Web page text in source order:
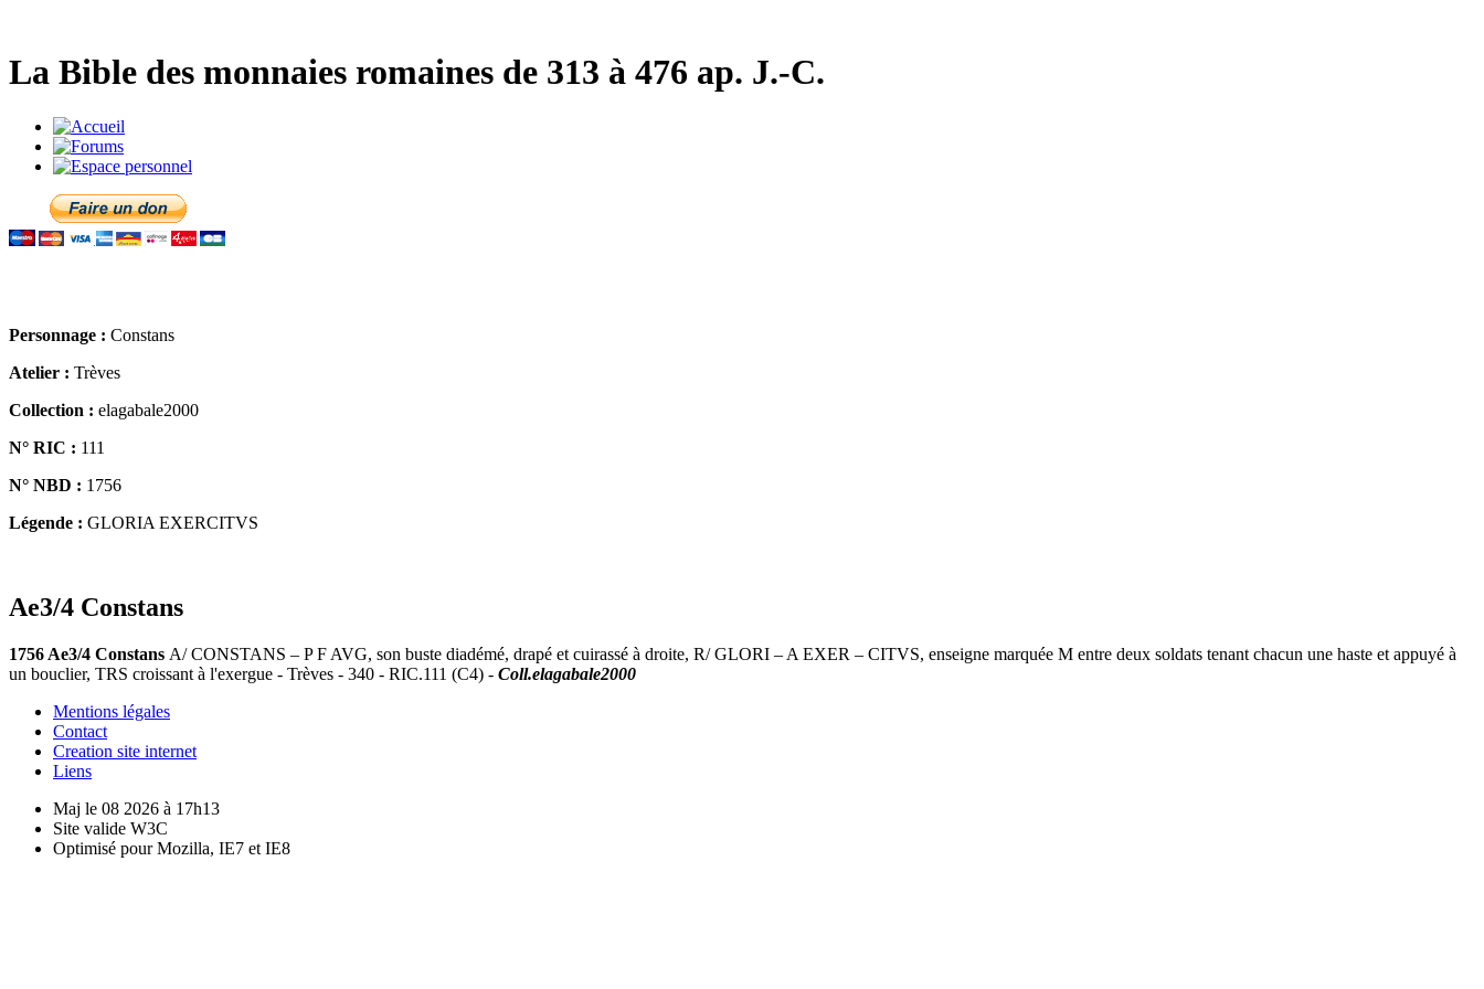
La Bible des monnaies romaines de 313 à 476 ap. J.-C.
Personnage : Constans
Atelier : Trèves
Collection : elagabale2000
N° RIC : 111
N° NBD : 1756
Légende : GLORIA EXERCITVS
Ae3/4 Constans
1756 Ae3/4 Constans A/ CONSTANS – P F AVG, son buste diadémé, drapé et cuirassé à droite, R/ GLORI – A EXER – CITVS, enseigne marquée M entre deux soldats tenant chacun une haste et appuyé à
un bouclier, TRS croissant à l'exergue - Trèves - 340 - RIC.111 (C4) - Coll.elagabale2000
Mentions légales
Contact
Creation site internet
Liens
Maj le 08 2026 à 17h13
Site valide W3C
Optimisé pour Mozilla, IE7 et IE8